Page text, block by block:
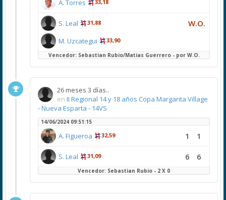
A. Torres 33,18
S. Leal 31,88
M. Uzcategui 33,90
W.O.
Vencedor: Sebastian Rubio/Matias Guerrero - por W.O.
26 meses 3 días..
en II Regional 14 y 18 años Copa Margarita Village
- Nueva Esparta - 14VS
14/06/2024 09:51:15
A. Figueroa 32,59 1 1
S. Leal 31,09 6 6
Vencedor: Sebastian Rubio - 2 X 0